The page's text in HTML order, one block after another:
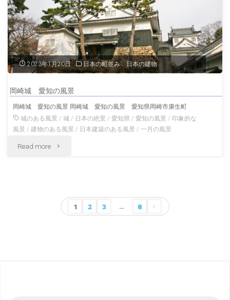
手
門
宮
の
風
2023年1月20日 日本の町並み 日本の建物
岡崎城 愛知の風景
岡崎城 愛知の風景 岡崎城 愛知の風景 愛知県岡崎市康生町
城のある風景 /城 / 日本の絶景 /愛知県 /愛知の風景 / 印象的な
風景 /建物のある風景 / 日本建築のある風景 /一月の風景
Read more "岡
投
1 2 3 … 8